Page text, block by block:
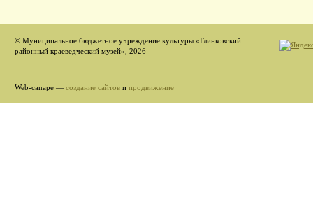
© Муниципальное бюджетное учреждение культуры «Глинковский
районный краеведческий музей», 2026
Web-canape — создание сайтов и продвижение